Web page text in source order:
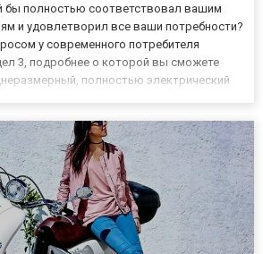
бы полностью соответствовал вашим
и удовлетворил все ваши потребности?
у современного потребителя
3, подробнее о которой вы сможете
полностью электрический